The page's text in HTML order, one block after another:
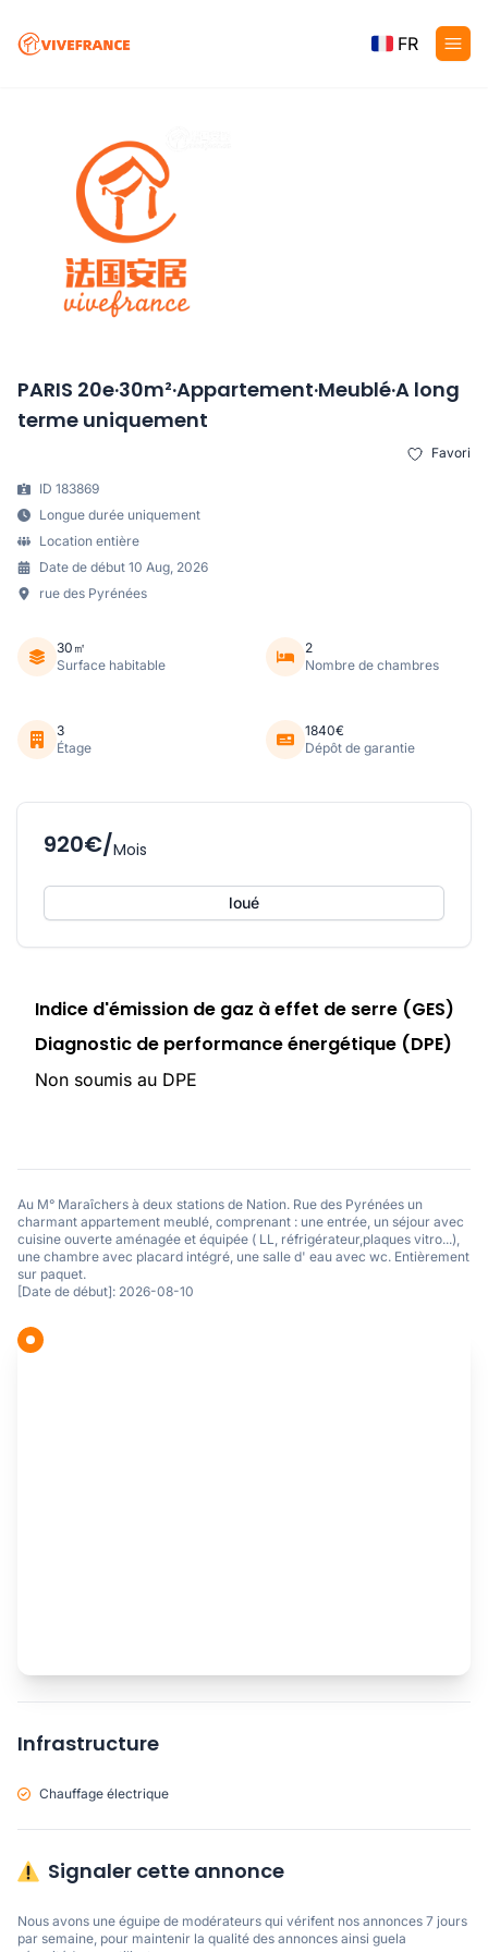
FR
PARIS 20e·30m²·Appartement·Meublé·A long
terme uniquement
Favori
ID 183869
Longue durée uniquement
Location entière
Date de début 10 Aug, 2026
rue des Pyrénées
30㎡
Surface habitable
2
Nombre de chambres
3
Étage
1840€
Dépôt de garantie
920€/Mois
loué
Indice d'émission de gaz à effet de serre (GES)
Diagnostic de performance énergétique (DPE)
Non soumis au DPE
Au M° Maraîchers à deux stations de Nation. Rue des Pyrénées un
charmant appartement meublé, comprenant : une entrée, un séjour avec
cuisine ouverte aménagée et équipée ( LL, réfrigérateur,plaques vitro...),
une chambre avec placard intégré, une salle d' eau avec wc. Entièrement
sur paquet.
[Date de début]: 2026-08-10
Infrastructure
Chauffage électrique
Signaler cette annonce
Nous avons une éguipe de modérateurs qui vérifent nos annonces 7 jours
par semaine, pour maintenir la qualité des annonces ainsi guela